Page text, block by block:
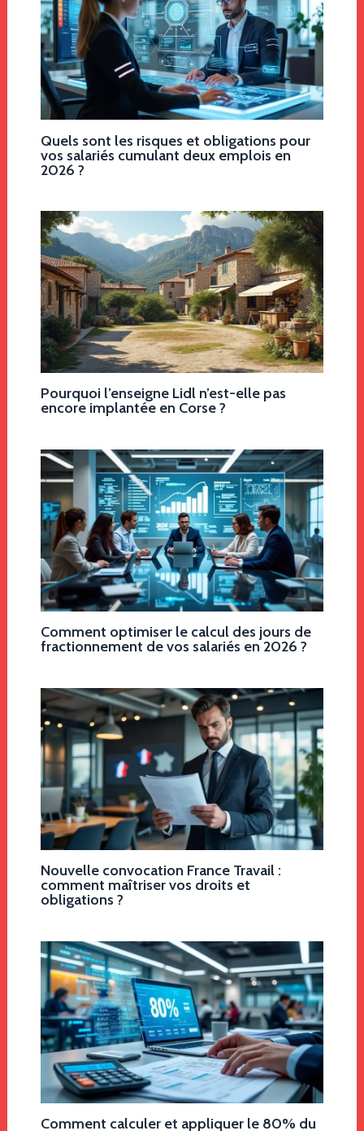
Quels sont les risques et obligations pour
vos salariés cumulant deux emplois en
2026 ?
Pourquoi l’enseigne Lidl n’est-elle pas
encore implantée en Corse ?
Comment optimiser le calcul des jours de
fractionnement de vos salariés en 2026 ?
Nouvelle convocation France Travail :
comment maîtriser vos droits et
obligations ?
Comment calculer et appliquer le 80% du